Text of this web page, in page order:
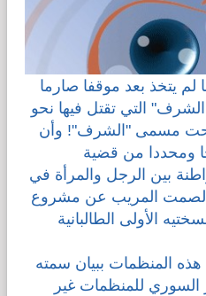
لم يتخذ بعد موقفا صارما
التي تقتل فيها نحو
تحت مسمى "الشرف"! وأن
ومحددا من قضية
بين الرجل والمرأة في
الصمت المريب عن مشروع
الأولى الطالبانية
المنظمات ببيان سمته
السوري للمنظمات غير